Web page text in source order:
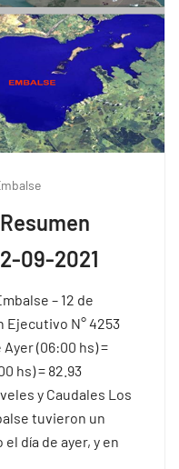
09-2021
– 12 de
Ejecutivo N° 4253
Ayer (06:00 hs) =
hs) = 82.93
y Caudales Los
tuvieron un
día de ayer, y en